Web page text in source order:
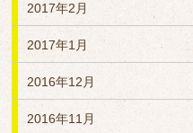
2017年2月
2017年1月
2016年12月
2016年11月